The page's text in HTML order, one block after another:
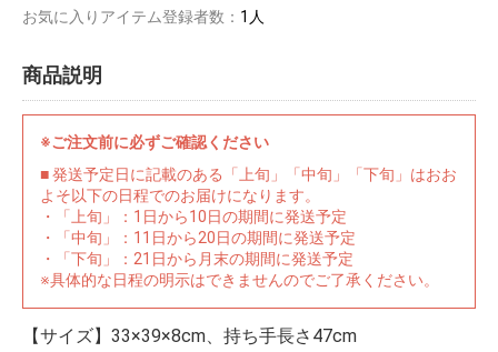
お気に入りアイテム登録者数： 1人
商品説明
※ご注文前に必ずご確認ください
■ 発送予定日に記載のある「上旬」「中旬」「下旬」はおお
よそ以下の日程でのお届けになります。
・「上旬」：1日から10日の期間に発送予定
・「中旬」：11日から20日の期間に発送予定
・「下旬」：21日から月末の期間に発送予定
※具体的な日程の明示はできませんのでご了承ください。
【サイズ】33×39×8cm、持ち手長さ47cm
イラストレ
ーター
ッズ